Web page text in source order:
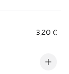
3,20 €